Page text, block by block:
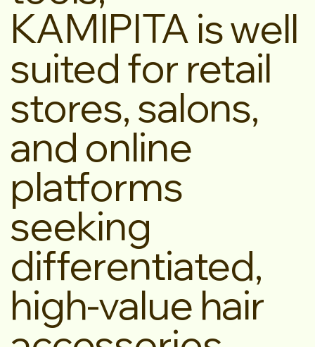
KAMIPITA is well
suited for retail
stores, salons,
and online
platforms
seeking
differentiated,
high-value hair